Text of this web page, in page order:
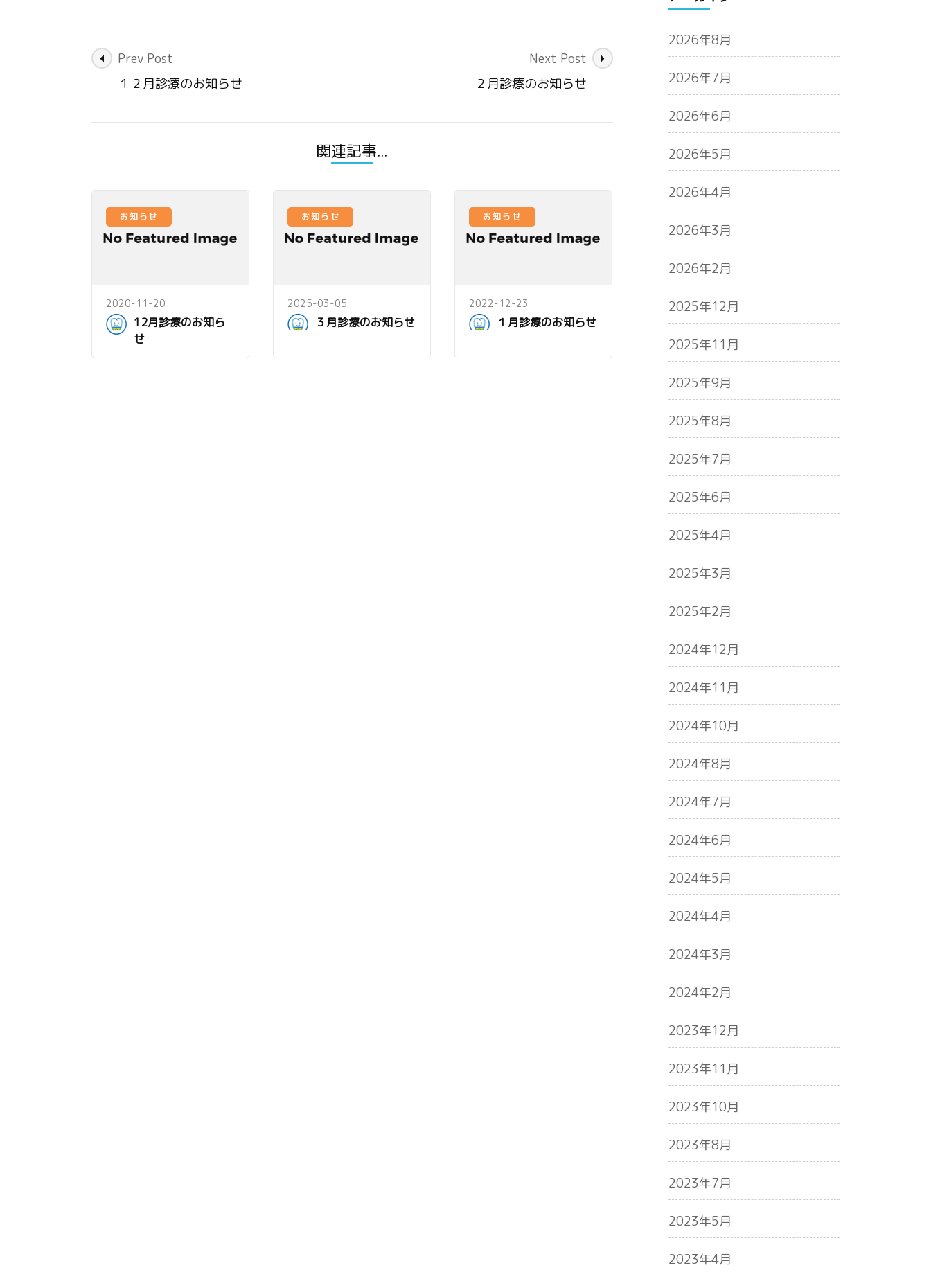
Post
Navigation
Prev Post
１２月診療のお知らせ
Next Post
２月診療のお知らせ
関連記事...
お知らせ
2020-11-20
12月診療のお知ら
せ
お知らせ
2025-03-05
３月診療のお知らせ
お知らせ
2022-12-23
１月診療のお知らせ
2026年8月
2026年7月
2026年6月
2026年5月
2026年4月
2026年3月
2026年2月
2025年12月
2025年11月
2025年9月
2025年8月
2025年7月
2025年6月
2025年4月
2025年3月
2025年2月
2024年12月
2024年11月
2024年10月
2024年8月
2024年7月
2024年6月
2024年5月
2024年4月
2024年3月
2024年2月
2023年12月
2023年11月
2023年10月
2023年8月
2023年7月
2023年5月
2023年4月